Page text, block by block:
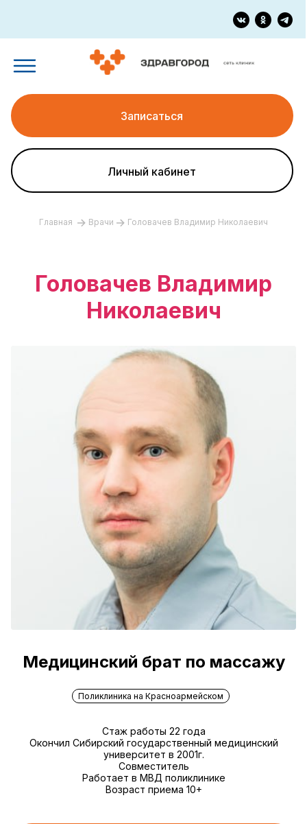
Записаться
Личный кабинет
Главная Врачи Головачев Владимир Николаевич
Головачев Владимир
Николаевич
Медицинский брат по массажу
Поликлиника на Красноармейском
Стаж работы 22 года
Окончил Сибирский государственный медицинский
университет в 2001г.
Совместитель
Работает в МВД поликлинике
Возраст приема 10+